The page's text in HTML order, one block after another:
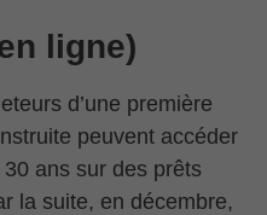
ligne)
d’une première
peuvent accéder
ans sur des prêts
la suite, en décembre,